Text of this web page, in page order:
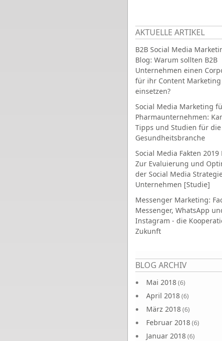
AKTUELLE ARTIKEL
B2B Social Media
Blog: Warum sollten B2B
Unternehmen einen
für ihr Content Marketing
einsetzen?
Social Media Marketing
Pharmaunternehmen:
Tipps und Studien für die
Gesundheitsbranche
Social Media Fakten 2019
Zur Evaluierung und
der Social Media
Unternehmen [Studie]
Messenger Marketing:
Messenger, WhatsApp
Instagram - die
Zukunft
BLOG ARCHIV
Mai 2018(6)
April 2018(6)
März 2018(6)
Februar 2018(6)
Januar 2018(6)
Seiten